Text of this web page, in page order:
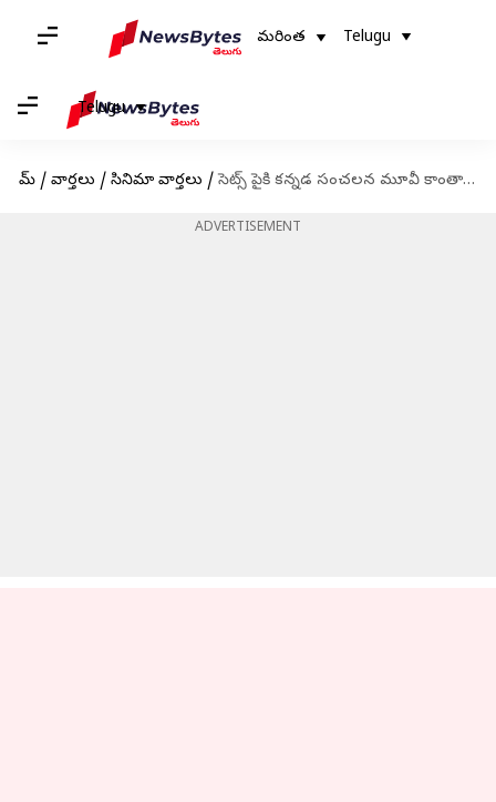
మరింత Telugu
Telugu
హోమ్ / వార్తలు / సినిమా వార్తలు / సెట్స్ పైకి కన్నడ సంచలన మూవీ కాంతార-2
ADVERTISEMENT